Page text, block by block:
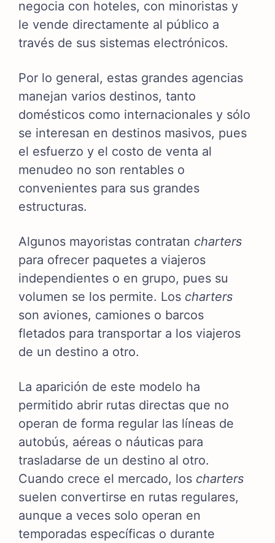
negocia con hoteles, con minoristas y
le vende directamente al público a
través de sus sistemas electrónicos.
Por lo general, estas grandes agencias
manejan varios destinos, tanto
domésticos como internacionales y sólo
se interesan en destinos masivos, pues
el esfuerzo y el costo de venta al
menudeo no son rentables o
convenientes para sus grandes
estructuras.
Algunos mayoristas contratan charters
para ofrecer paquetes a viajeros
independientes o en grupo, pues su
volumen se los permite. Los charters
son aviones, camiones o barcos
fletados para transportar a los viajeros
de un destino a otro.
La aparición de este modelo ha
permitido abrir rutas directas que no
operan de forma regular las líneas de
autobús, aéreas o náuticas para
trasladarse de un destino al otro.
Cuando crece el mercado, los charters
suelen convertirse en rutas regulares,
aunque a veces solo operan en
temporadas específicas o durante